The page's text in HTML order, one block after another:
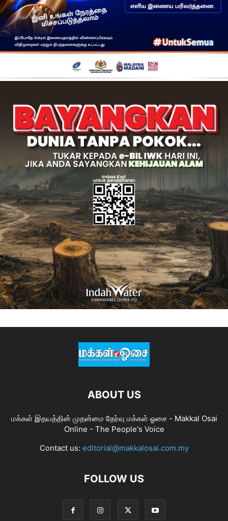
ABOUT US
மக்கள் இதயத்தின் முதன்மை தேர்வு மக்கள் ஓசை - Makkal Osai
Online - The People's Voice
Contact us: editorial@makkalosai.com.my
FOLLOW US